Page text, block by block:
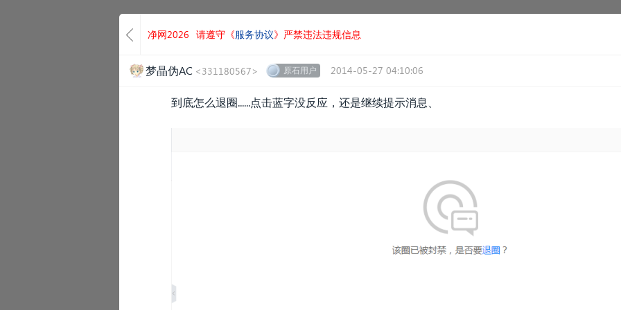
净网2026 请遵守《服务协议》严禁违法违规信息
梦晶伪AC <331180567> 原石用户 2014-05-27 04:10:06
到底怎么退圈......点击蓝字没反应，还是继续提示消息、